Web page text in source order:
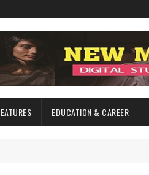
EDUCATION & CAREER